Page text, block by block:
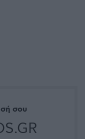
σου